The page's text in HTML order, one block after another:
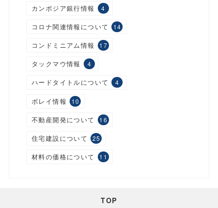
カンボジア銀行情報 4
コロナ関連情報について 14
コンドミニアム情報 17
タックマウ情報 4
ハードタイトルについて 4
ボレイ情報 10
不動産開発について 16
住宅建設について 25
材料の価格について 11
TOP